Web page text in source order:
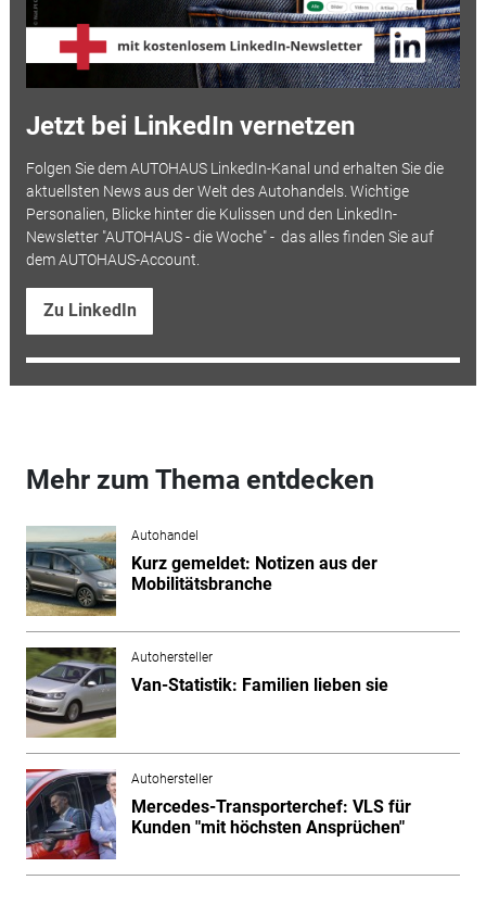
Jetzt bei LinkedIn vernetzen
Folgen Sie dem AUTOHAUS LinkedIn-Kanal und erhalten Sie die
aktuellsten News aus der Welt des Autohandels. Wichtige
Personalien, Blicke hinter die Kulissen und den LinkedIn-
Newsletter "AUTOHAUS - die Woche" - das alles finden Sie auf
dem AUTOHAUS-Account.
Zu LinkedIn
Mehr zum Thema entdecken
Autohandel
Kurz gemeldet: Notizen aus der
Mobilitätsbranche
Autohersteller
Van-Statistik: Familien lieben sie
Autohersteller
Mercedes-Transporterchef: VLS für
Kunden "mit höchsten Ansprüchen"